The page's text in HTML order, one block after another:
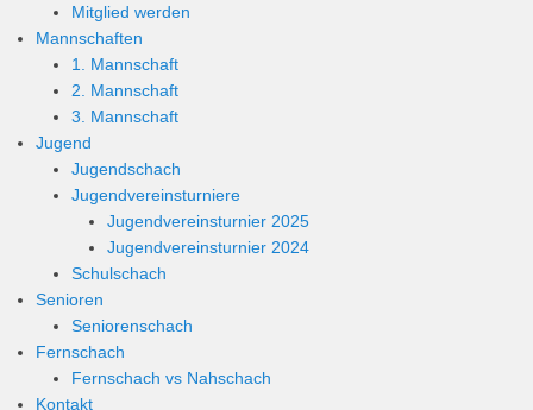
Mitglied werden
Mannschaften
1. Mannschaft
2. Mannschaft
3. Mannschaft
Jugend
Jugendschach
Jugendvereinsturniere
Jugendvereinsturnier 2025
Jugendvereinsturnier 2024
Schulschach
Senioren
Seniorenschach
Fernschach
Fernschach vs Nahschach
Kontakt